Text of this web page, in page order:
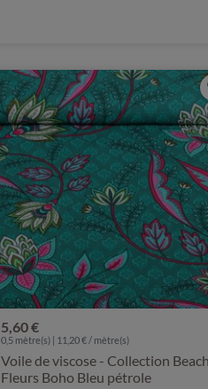
5,60 €
0,5 mètre(s) | 11,20 € / mètre(s)
Voile de viscose - Collection Beach
Fleurs Boho Bleu pétrole